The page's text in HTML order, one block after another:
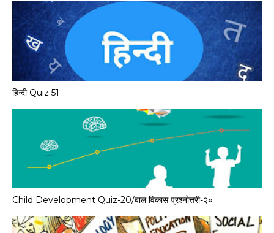
हिन्दी Quiz 51
Child Development Quiz-20/बाल विकास प्रश्नोत्तरी-२०